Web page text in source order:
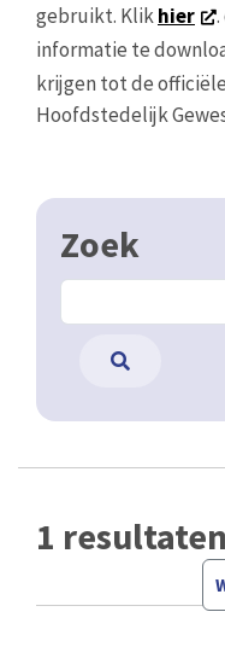
gebruikt. Klikhier
informatie te
krijgen tot de
Hoofdstedelijk
Zoek
1 resultaten